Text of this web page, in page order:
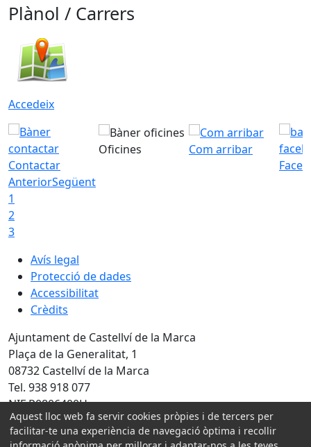
Plànol / Carrers
Accedeix
Contactar
Oficines
Com arribar
AnteriorSegüent
1
2
3
Avís legal
Protecció de dades
Accessibilitat
Crèdits
Ajuntament de Castellví de la Marca
Plaça de la Generalitat, 1
08732 Castellví de la Marca
Tel. 938 918 077
NIF P0806400H
Amb la col·laboració de:
Aquest lloc web fa servir cookies pròpies i de tercers per
facilitar-te una experiència de navegació òptima i recollir